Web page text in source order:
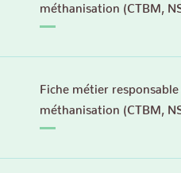
méthanisation (CTBM,
Fiche métier responsable
méthanisation (CTBM,